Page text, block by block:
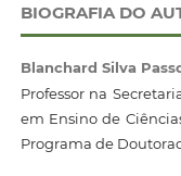
BIOGRAFIA DO
Blanchard Silva
Professor na
em Ensino de
Programa de